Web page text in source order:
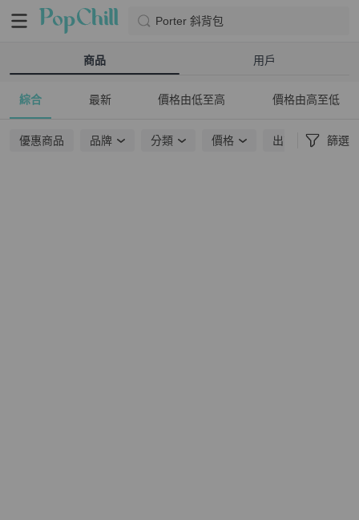
Porter 斜背包
商品 用戶
綜合 最新 價格由低至高 價格由高至低
優惠商品 品牌 分類 價格 出貨地點 篩選